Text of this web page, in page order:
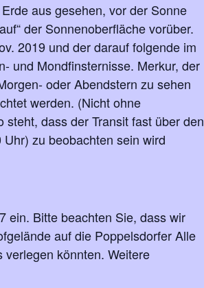
aus gesehen, vor der Sonne
der Sonnenoberfläche vorüber.
2019 und der darauf folgende im
und Mondfinsternisse. Merkur, der
oder Abendstern zu sehen
werden. (Nicht ohne
dass der Transit fast über den
zu beobachten sein wird
ein. Bitte beachten Sie, dass wir
auf die Poppelsdorfer Alle
könnten. Weitere